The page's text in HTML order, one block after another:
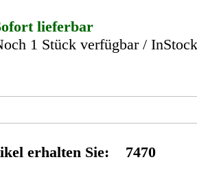
durch Acer
anbieten, dafür
eintragen. Dort geben
sowie die Modelnummer mit
Sie alle wichtigen